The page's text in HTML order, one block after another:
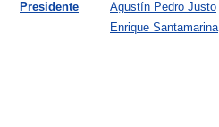
Presidente
Agustín Pedro Justo
Enrique Santamarina